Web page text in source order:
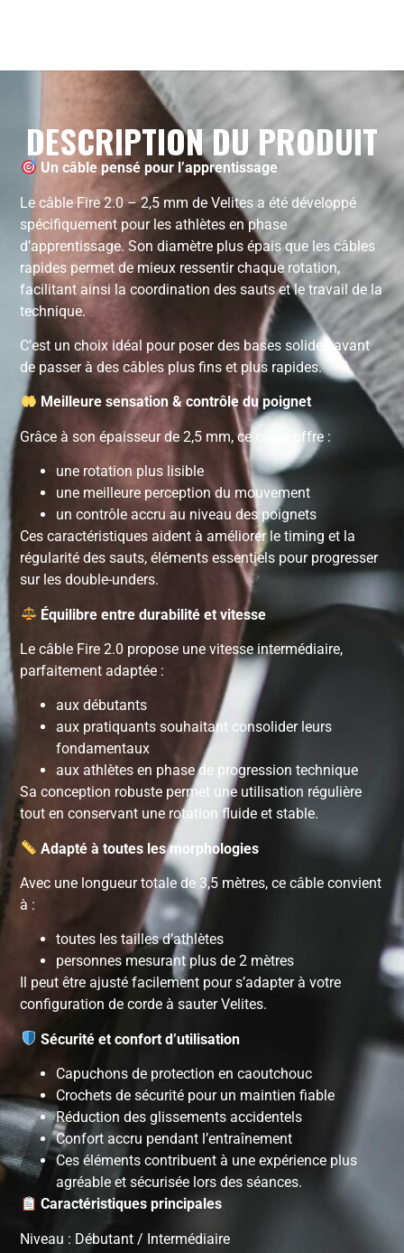
DESCRIPTION DU PRODUIT
Un câble pensé pour l’apprentissage
Le câble Fire 2.0 – 2,5 mm de Velites a été développé
spécifiquement pour les athlètes en phase
d’apprentissage. Son diamètre plus épais que les câbles
rapides permet de mieux ressentir chaque rotation,
facilitant ainsi la coordination des sauts et le travail de la
technique.
C’est un choix idéal pour poser des bases solides avant
de passer à des câbles plus fins et plus rapides.
Meilleure sensation & contrôle du poignet
Grâce à son épaisseur de 2,5 mm, ce câble offre :
une rotation plus lisible
une meilleure perception du mouvement
un contrôle accru au niveau des poignets
Ces caractéristiques aident à améliorer le timing et la
régularité des sauts, éléments essentiels pour progresser
sur les double-unders.
Équilibre entre durabilité et vitesse
Le câble Fire 2.0 propose une vitesse intermédiaire,
parfaitement adaptée :
aux débutants
aux pratiquants souhaitant consolider leurs
fondamentaux
aux athlètes en phase de progression technique
Sa conception robuste permet une utilisation régulière
tout en conservant une rotation fluide et stable.
Adapté à toutes les morphologies
Avec une longueur totale de 3,5 mètres, ce câble convient
à :
toutes les tailles d’athlètes
personnes mesurant plus de 2 mètres
Il peut être ajusté facilement pour s’adapter à votre
configuration de corde à sauter Velites.
Sécurité et confort d’utilisation
Capuchons de protection en caoutchouc
Crochets de sécurité pour un maintien fiable
Réduction des glissements accidentels
Confort accru pendant l’entraînement
Ces éléments contribuent à une expérience plus
agréable et sécurisée lors des séances.
Caractéristiques principales
Niveau : Débutant / Intermédiaire